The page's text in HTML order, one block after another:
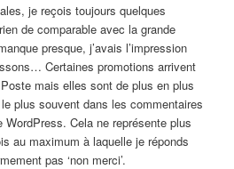
je reçois toujours quelques
de comparable avec la grande
presque, j’avais l’impression
Certaines promotions arrivent
mais elles sont de plus en plus
plus souvent dans les commentaires
Cela ne représente plus
au maximum à laquelle je réponds
pas ‘non merci’.